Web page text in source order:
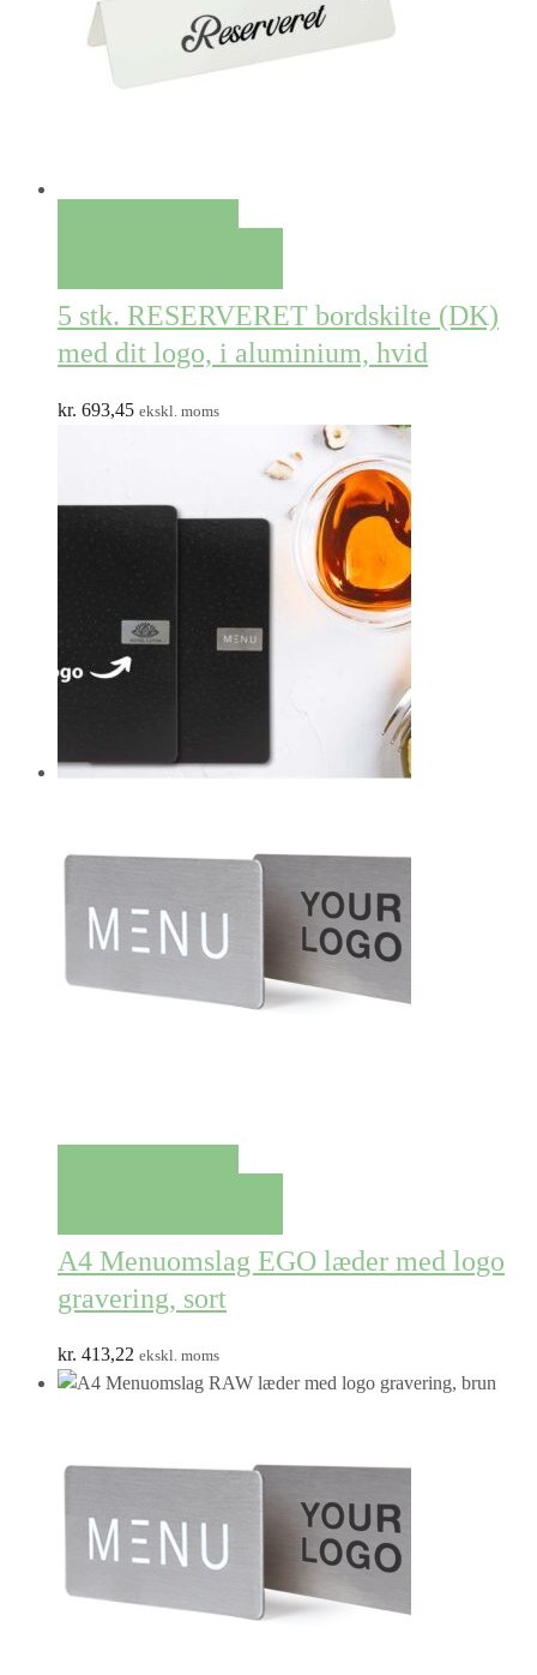
5 stk. RESERVERET bordskilte (DK)
med dit logo, i aluminium, hvid
kr. 693,45 ekskl. moms
A4 Menuomslag EGO læder med logo
gravering, sort
kr. 413,22 ekskl. moms